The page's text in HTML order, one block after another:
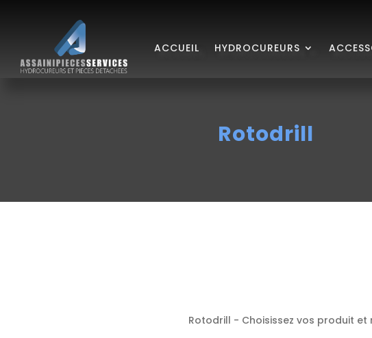
ACCUEIL HYDROCUREURS
Rotodrill
Rotodrill - Choisissez vos produit